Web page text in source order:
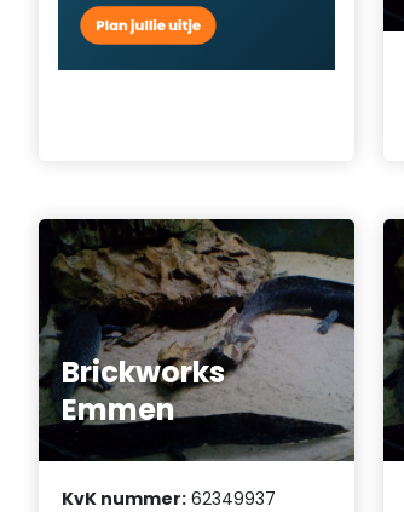
Brickworks
Emmen
KvK nummer: 62349937